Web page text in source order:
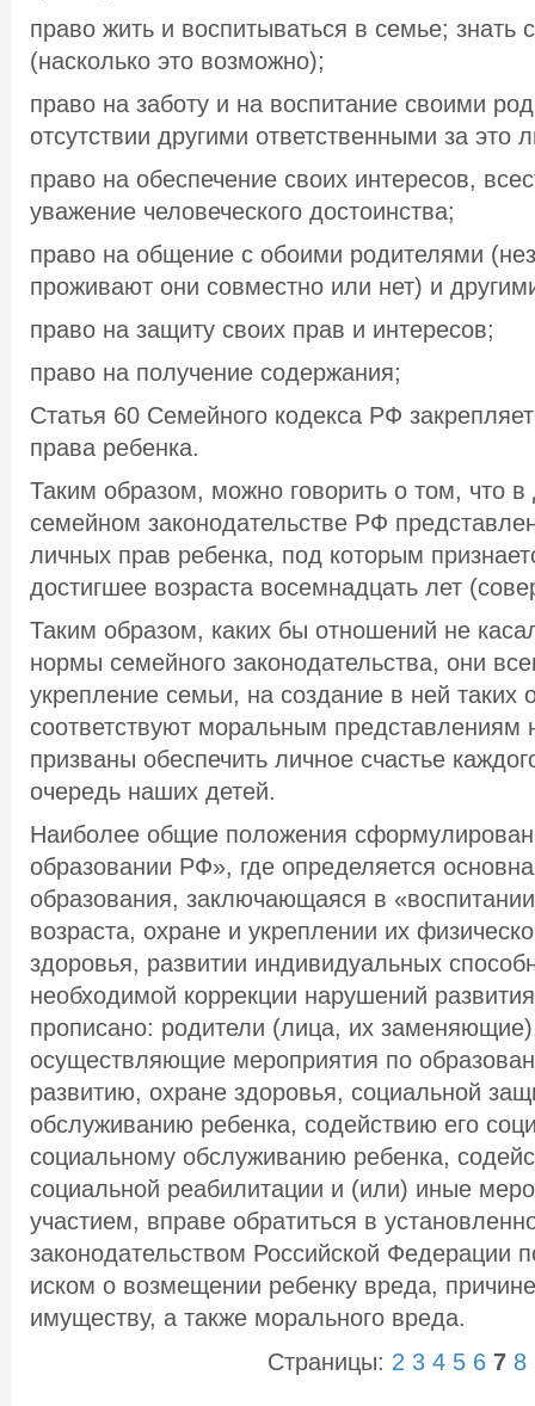
право жить и воспитываться в семье; знать
(насколько это возможно);
право на заботу и на воспитание своими
отсутствии другими ответственными за это
право на обеспечение своих интересов,
уважение человеческого достоинства;
право на общение с обоими родителями
проживают они совместно или нет) и
право на защиту своих прав и интересов;
право на получение содержания;
Статья 60 Семейного кодекса РФ
права ребенка.
Таким образом, можно говорить о том, что
семейном законодательстве РФ
личных прав ребенка, под которым
достигшее возраста восемнадцать лет
Таким образом, каких бы отношений не
нормы семейного законодательства, они
укрепление семьи, на создание в ней таких
соответствуют моральным представлениям
призваны обеспечить личное счастье
очередь наших детей.
Наиболее общие положения
образовании РФ», где определяется
образования, заключающаяся в
возраста, охране и укреплении их
здоровья, развитии индивидуальных
необходимой коррекции нарушений
прописано: родители (лица, их
осуществляющие мероприятия по
развитию, охране здоровья, социальной
обслуживанию ребенка, содействию его
социальному обслуживанию ребенка,
социальной реабилитации и (или) иные
участием, вправе обратиться в
законодательством Российской Федерации
иском о возмещении ребенку вреда,
имуществу, а также морального вреда.
Страницы: 2 3 4 5 6 7 8